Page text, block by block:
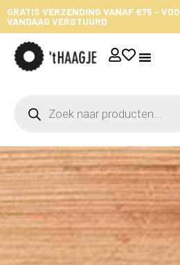
GRATIS VERZENDING VANAF €75 -
VANDAAG VERSTUURD